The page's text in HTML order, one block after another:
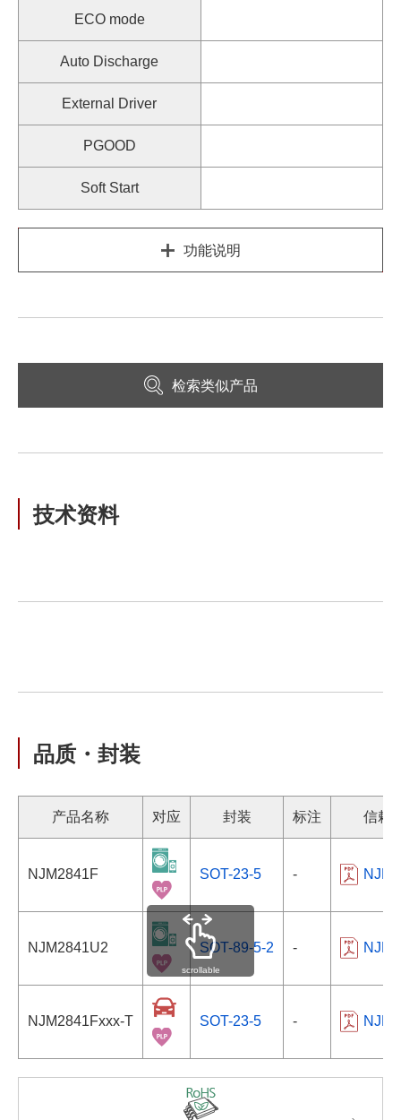
ECO mode
Auto Discharge
External Driver
PGOOD
Soft Start
功能说明
检索类似产品
技术资料
品质・封装
产品名称 对应 封装 标注 信赖
NJM2841F SOT-23-5 - NJM-
NJM2841U2 SOT-89-5-2 - NJM-
NJM2841Fxxx-T SOT-23-5 - NJM-
scrollable